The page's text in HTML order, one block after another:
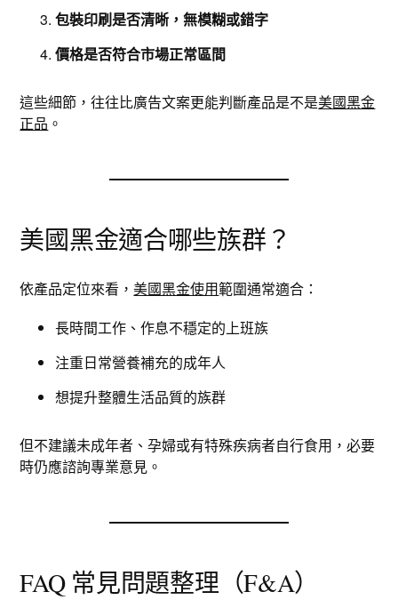
包裝印刷是否清晰，無模糊或錯字
價格是否符合市場正常區間
這些細節，往往比廣告文案更能判斷產品是不是美國黑金
正品 。
美國黑金適合哪些族群？
依產品定位來看，美國黑金使用範圍通常適合：
長時間工作、作息不穩定的上班族
注重日常營養補充的成年人
想提升整體生活品質的族群
但不建議未成年者、孕婦或有特殊疾病者自行食用，必要
時仍應諮詢專業意見。
FAQ 常見問題整理（F&A）